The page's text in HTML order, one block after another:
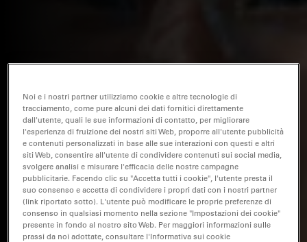
Noi e i nostri partner utilizziamo cookie e altre tecnologie di
tracciamento, come pure alcuni dei dati fornitici direttamente
dall'utente, quali le sue informazioni di contatto, per migliorare
l'esperienza di fruizione dei nostri siti Web, proporre all'utente pubblicità
e contenuti personalizzati in base alle sue interazioni con questi e altri
siti Web, consentire all'utente di condividere contenuti sui social media,
svolgere analisi e misurare l'efficacia delle nostre campagne
pubblicitarie. Facendo clic su "Accetta tutti i cookie", l'utente presta il
suo consenso e accetta di condividere i propri dati con i nostri partner
(link riportato sotto). L'utente può modificare le proprie preferenze di
consenso in qualsiasi momento nella sezione "Impostazioni dei cookie"
presente in fondo al nostro sito Web. Per maggiori informazioni sulle
prassi da noi adottate, consultare l'Informativa sui cookie